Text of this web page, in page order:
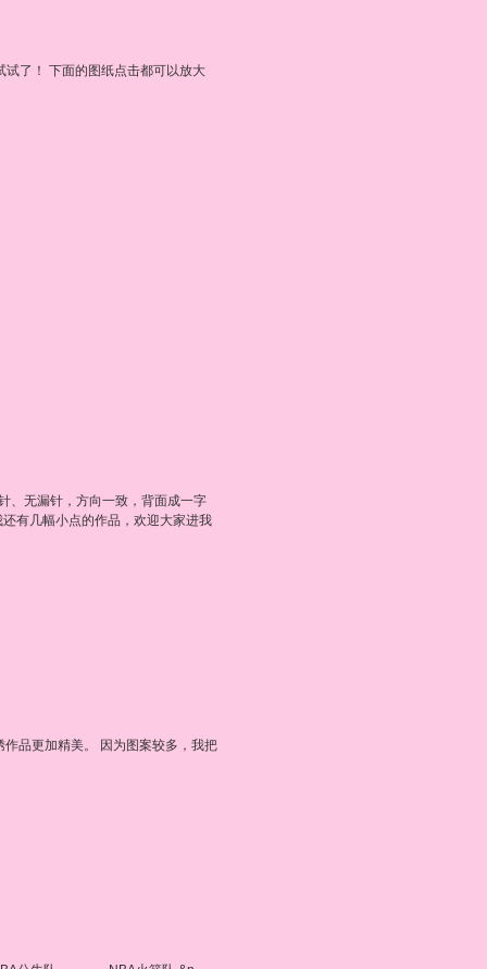
了！ 下面的图纸点击都可以放大
、无漏针，方向一致，背面成一字
有几幅小点的作品，欢迎大家进我
品更加精美。 因为图案较多，我把